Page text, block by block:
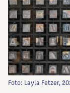
Foto: Layla Fetzer,